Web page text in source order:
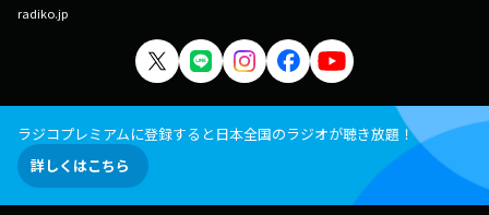
radiko.jp
ラジコプレミアムに登録すると日本全国のラジオが聴き放題！
詳しくはこちら